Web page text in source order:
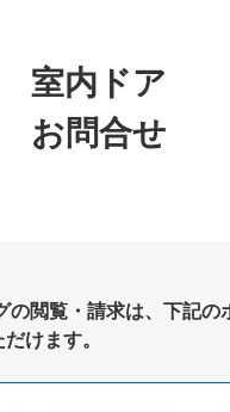
室内ドア
お問合せ
の閲覧・請求は、下記の
けます。